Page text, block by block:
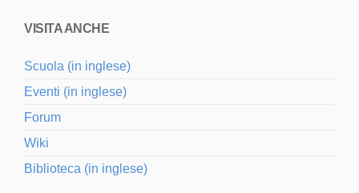
VISITA ANCHE
Scuola (in inglese)
Eventi (in inglese)
Forum
Wiki
Biblioteca (in inglese)